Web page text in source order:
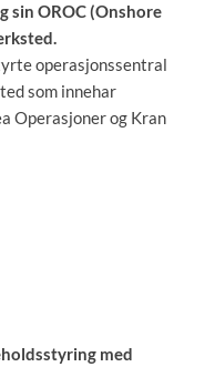
sin OROC (Onshore
operasjonssentral
som innehar
Operasjoner og Kran
med